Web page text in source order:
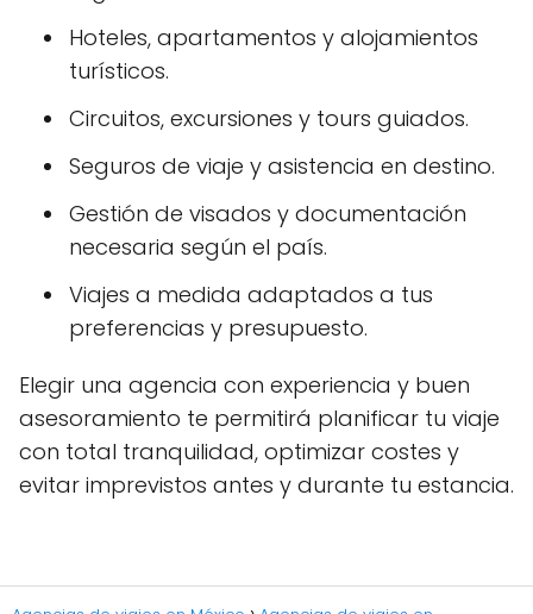
Hoteles, apartamentos y alojamientos
turísticos.
Circuitos, excursiones y tours guiados.
Seguros de viaje y asistencia en destino.
Gestión de visados y documentación
necesaria según el país.
Viajes a medida adaptados a tus
preferencias y presupuesto.
Elegir una agencia con experiencia y buen
asesoramiento te permitirá planificar tu viaje
con total tranquilidad, optimizar costes y
evitar imprevistos antes y durante tu estancia.